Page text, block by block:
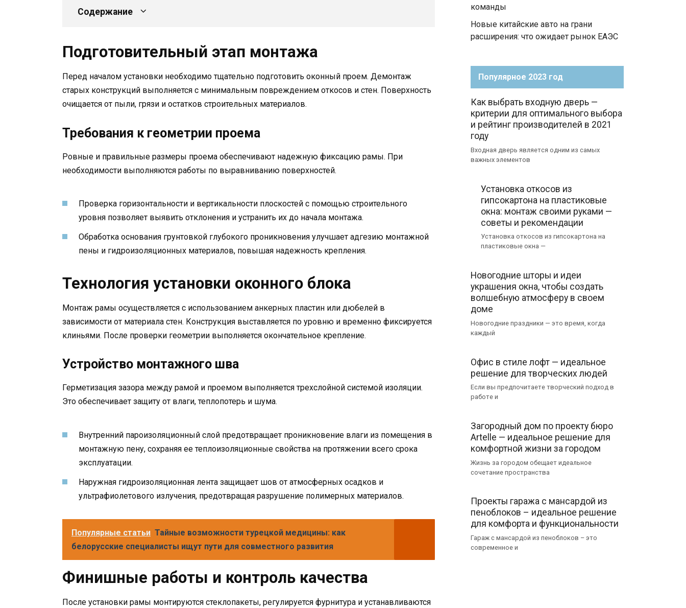
Содержание
Подготовительный этап монтажа
Перед началом установки необходимо тщательно подготовить оконный проем. Демонтаж
старых конструкций выполняется с минимальным повреждением откосов и стен. Поверхность
очищается от пыли, грязи и остатков строительных материалов.
Требования к геометрии проема
Ровные и правильные размеры проема обеспечивают надежную фиксацию рамы. При
необходимости выполняются работы по выравниванию поверхностей.
Проверка горизонтальности и вертикальности плоскостей с помощью строительного
уровня позволяет выявить отклонения и устранить их до начала монтажа.
Обработка основания грунтовкой глубокого проникновения улучшает адгезию монтажной
пены и гидроизоляционных материалов, повышая надежность крепления.
Технология установки оконного блока
Монтаж рамы осуществляется с использованием анкерных пластин или дюбелей в
зависимости от материала стен. Конструкция выставляется по уровню и временно фиксируется
клиньями. После проверки геометрии выполняется окончательное крепление.
Устройство монтажного шва
Герметизация зазора между рамой и проемом выполняется трехслойной системой изоляции.
Это обеспечивает защиту от влаги, теплопотерь и шума.
Внутренний пароизоляционный слой предотвращает проникновение влаги из помещения в
монтажную пену, сохраняя ее теплоизоляционные свойства на протяжении всего срока
эксплуатации.
Наружная гидроизоляционная лента защищает шов от атмосферных осадков и
ультрафиолетового излучения, предотвращая разрушение полимерных материалов.
Популярные статьи Тайные возможности турецкой медицины: как
белорусские специалисты ищут пути для совместного развития
Финишные работы и контроль качества
После установки рамы монтируются стеклопакеты, регулируется фурнитура и устанавливаются
команды
Новые китайские авто на грани
расширения: что ожидает рынок ЕАЭС
Популярное 2023 год
Как выбрать входную дверь —
критерии для оптимального выбора
и рейтинг производителей в 2021
году
Входная дверь является одним из самых
важных элементов
Установка откосов из
гипсокартона на пластиковые
окна: монтаж своими руками —
советы и рекомендации
Установка откосов из гипсокартона на
пластиковые окна —
Новогодние шторы и идеи
украшения окна, чтобы создать
волшебную атмосферу в своем
доме
Новогодние праздники — это время, когда
каждый
Офис в стиле лофт — идеальное
решение для творческих людей
Если вы предпочитаете творческий подход в
работе и
Загородный дом по проекту бюро
Artelle — идеальное решение для
комфортной жизни за городом
Жизнь за городом обещает идеальное
сочетание пространства
Проекты гаража с мансардой из
пеноблоков – идеальное решение
для комфорта и функциональности
Гараж с мансардой из пеноблоков – это
современное и